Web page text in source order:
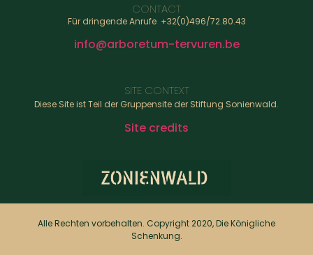
CONTACT
Für dringende Anrufe +32(0)496/72.80.43
info@arboretum-tervuren.be
SITE CONTEXT
Diese Site ist Teil der Gruppensite der Stiftung Sonienwald.
Site credits
Alle Rechten vorbehalten. Copyright 2020, Die Königliche
Schenkung.